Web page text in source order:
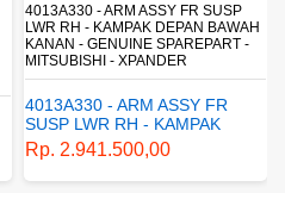
4162A413 - SHOCK ABSORBER RR
SUSP - SUSPENSI BELAKANG -
SHOCKBREAKER BELAKANG -
GENUINE SPAREPART -
MITSUBISHI - XPANDER
4162A413 - SHOCK
ABSORBER RR SUSP -
SUSPENSI BELAKANG -
SHOCKBREAKER BELAKANG
Rp. 1.198.800,00